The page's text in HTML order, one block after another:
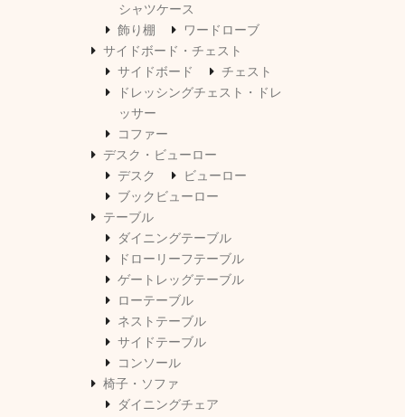
シャツケース
飾り棚
ワードローブ
サイドボード・チェスト
サイドボード
チェスト
ドレッシングチェスト・ドレ
ッサー
コファー
デスク・ビューロー
デスク
ビューロー
ブックビューロー
テーブル
ダイニングテーブル
ドローリーフテーブル
ゲートレッグテーブル
ローテーブル
ネストテーブル
サイドテーブル
コンソール
椅子・ソファ
ダイニングチェア